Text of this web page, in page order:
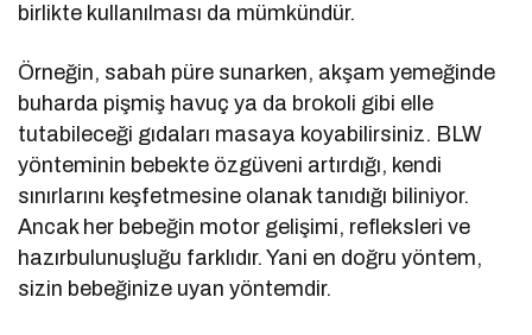
birlikte kullanılması da mümkündür.
Örneğin, sabah püre sunarken, akşam yemeğinde
buharda pişmiş havuç ya da brokoli gibi elle
tutabileceği gıdaları masaya koyabilirsiniz. BLW
yönteminin bebekte özgüveni artırdığı, kendi
sınırlarını keşfetmesine olanak tanıdığı biliniyor.
Ancak her bebeğin motor gelişimi, refleksleri ve
hazırbulunuşluğu farklıdır. Yani en doğru yöntem,
sizin bebeğinize uyan yöntemdir.